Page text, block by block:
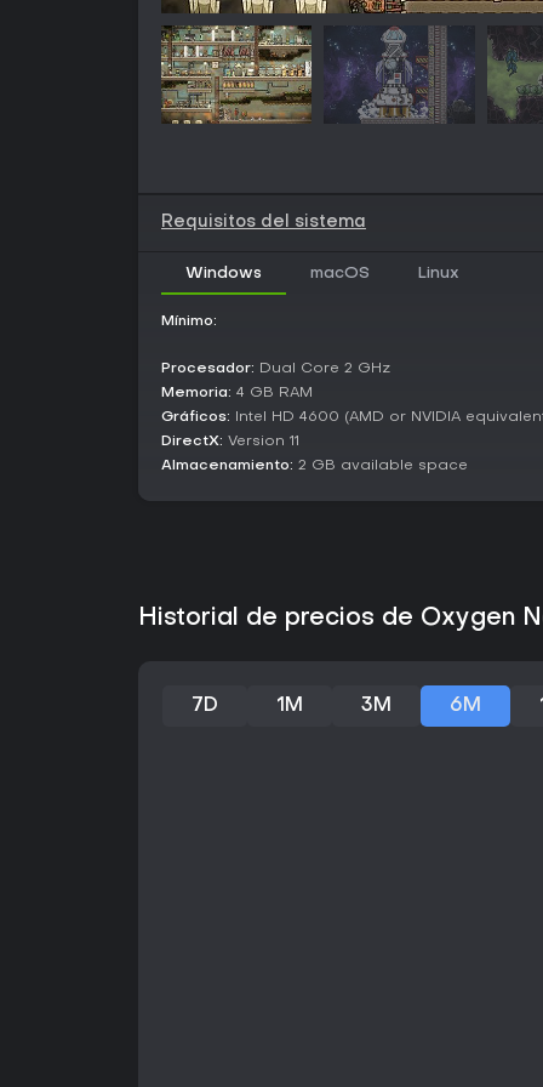
Requisitos del sistema
Windows macOS Linux
Mínimo:
Procesador: Dual Core 2 GHz
Memoria: 4 GB RAM
Gráficos: Intel HD 4600 (AMD or NVIDIA
DirectX: Version 11
Almacenamiento: 2 GB available space
Historial de precios de Oxygen
7D 1M 3M 6M